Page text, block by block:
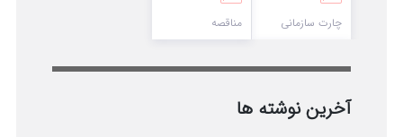
چارت سازمانی مناقصه
آخرین نوشته ها